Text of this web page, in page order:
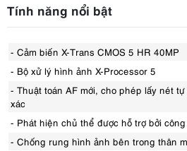
Tính năng nổi bật
- Cảm biến X-Trans CMOS 5 HR 40MP
- Bộ xử lý hình ảnh X-Processor 5
- Thuật toán AF mới, cho phép lấy nét
xác
- Phát hiện chủ thể được hỗ trợ bởi
- Chống rung hình ảnh bên trong thân